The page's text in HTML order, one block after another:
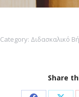
Category: Διδασκαλικό
Share